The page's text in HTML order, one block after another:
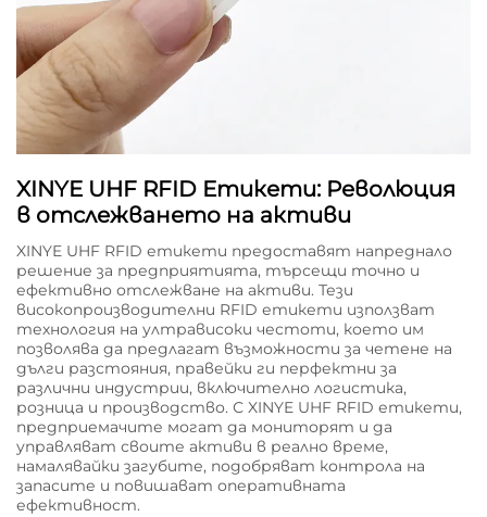
XINYE UHF RFID Етикети: Революция
в отслежването на активи
XINYE UHF RFID етикети предоставят напреднало
решение за предприятията, търсещи точно и
ефективно отслежване на активи. Тези
високопроизводителни RFID етикети използват
технология на ултрависоки честоти, което им
позволява да предлагат възможности за четене на
дълги разстояния, правейки ги перфектни за
различни индустрии, включително логистика,
розница и производство. С XINYE UHF RFID етикети,
предприемачите могат да мониторят и да
управляват своите активи в реално време,
намалявайки загубите, подобряват контрола на
запасите и повишават оперативната
ефективност.